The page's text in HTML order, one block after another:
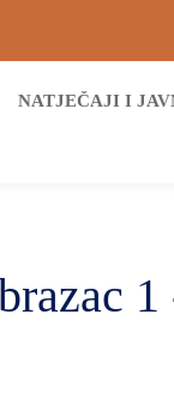
NATJEČAJI I